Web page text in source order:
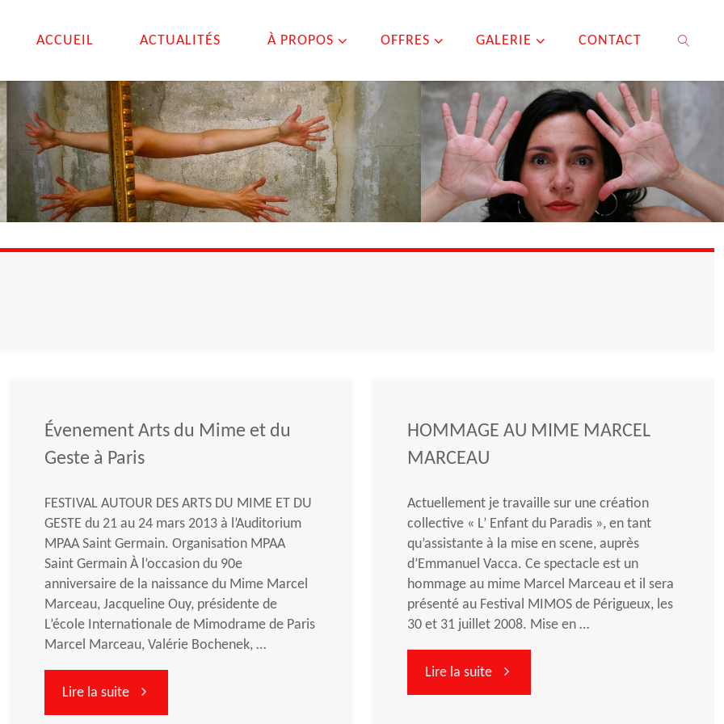
ACCUEIL ACTUALITÉS À PROPOS OFFRES GALERIE CONTACT
SEARCH
Évenement Arts du Mime et du
Geste à Paris
FESTIVAL AUTOUR DES ARTS DU MIME ET DU
GESTE du 21 au 24 mars 2013 à l’Auditorium
MPAA Saint Germain. Organisation MPAA
Saint Germain À l’occasion du 90e
anniversaire de la naissance du Mime Marcel
Marceau, Jacqueline Ouy, présidente de
L’école Internationale de Mimodrame de Paris
Marcel Marceau, Valérie Bochenek, …
Lire la suite"Évenement
HOMMAGE AU MIME MARCEL
MARCEAU
Actuellement je travaille sur une création
collective « L’ Enfant du Paradis », en tant
qu’assistante à la mise en scene, auprès
d’Emmanuel Vacca. Ce spectacle est un
hommage au mime Marcel Marceau et il sera
présenté au Festival MIMOS de Périgueux, les
30 et 31 juillet 2008. Mise en …
Lire la suite"HOMMAGE